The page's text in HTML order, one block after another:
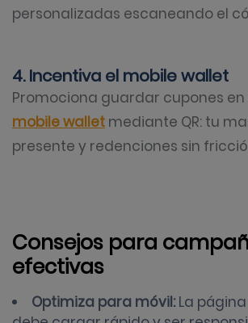
personalizadas escaneando el
4. Incentiva el mobile wallet
Promociona guardar cupones en
mobile wallet mediante QR: tu
presente y redenciones sin
Consejos para
efectivas
Optimiza para móvil: La